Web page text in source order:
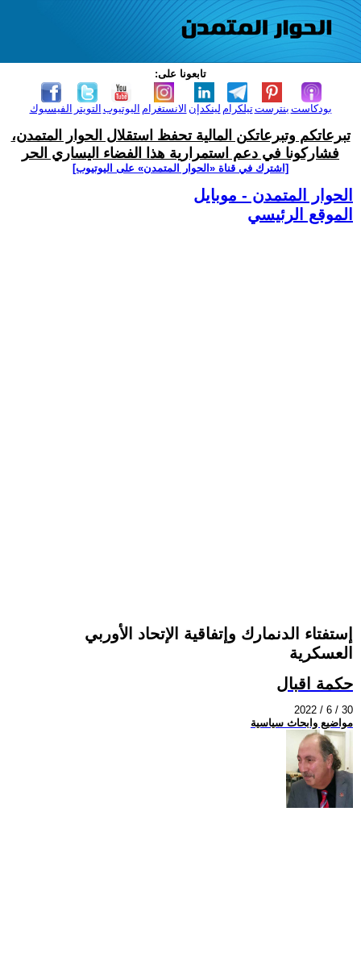
تابعونا على:
الفيسبوك التويتر اليوتيوب الانستغرام لينكدإن تيلكرامبنترست بودكاست
تبرعاتكم وتبرعاتكن المالية تحفظ استقلال الحوار المتمدن،
فشاركونا في دعم استمرارية هذا الفضاء اليساري الحر
[اشترك في قناة ‫«الحوار المتمدن» على اليوتيوب]
الحوار المتمدن - موبايل
الموقع الرئيسي
إستفتاء الدنمارك وإتفاقية الإتحاد الأوربي
العسكرية
حكمة اقبال
2022 / 6 / 30
مواضيع وابحاث سياسية